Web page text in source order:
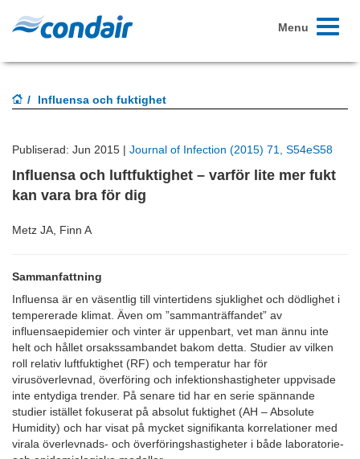
Toggle
Menu
Influensa och fuktighet
Publiserad: Jun 2015 | Journal of Infection (2015) 71, S54eS58
Influensa och luftfuktighet – varför lite mer fukt
kan vara bra för dig
Metz JA , Finn A
Sammanfattning
Influensa är en väsentlig till vintertidens sjuklighet och dödlighet i
tempererade klimat. Även om ”sammanträffandet” av
influensaepidemier och vinter är uppenbart, vet man ännu inte
helt och hållet orsakssambandet bakom detta. Studier av vilken
roll relativ luftfuktighet (RF) och temperatur har för
virusöverlevnad, överföring och infektionshastigheter uppvisade
inte entydiga trender. På senare tid har en serie spännande
studier istället fokuserat på absolut fuktighet (AH – Absolute
Humidity) och har visat på mycket signifikanta korrelationer med
virala överlevnads- och överföringshastigheter i både laboratorie-